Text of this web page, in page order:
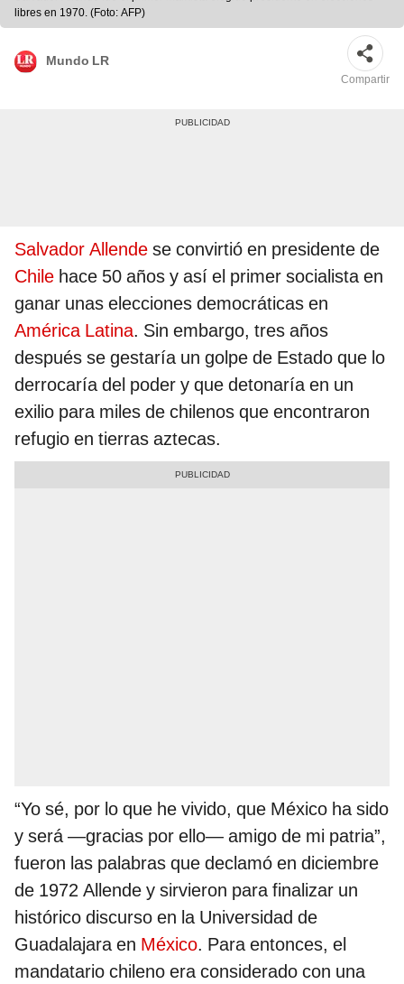
libres en 1970. (Foto: AFP)
Mundo LR
Compartir
Salvador Allende se convirtió en presidente de
Chile hace 50 años y así el primer socialista en
ganar unas elecciones democráticas en
América Latina. Sin embargo, tres años
después se gestaría un golpe de Estado que lo
derrocaría del poder y que detonaría en un
exilio para miles de chilenos que encontraron
refugio en tierras aztecas.
“Yo sé, por lo que he vivido, que México ha sido
y será —gracias por ello— amigo de mi patria”,
fueron las palabras que declamó en diciembre
de 1972 Allende y sirvieron para finalizar un
histórico discurso en la Universidad de
Guadalajara en México. Para entonces, el
mandatario chileno era considerado con una